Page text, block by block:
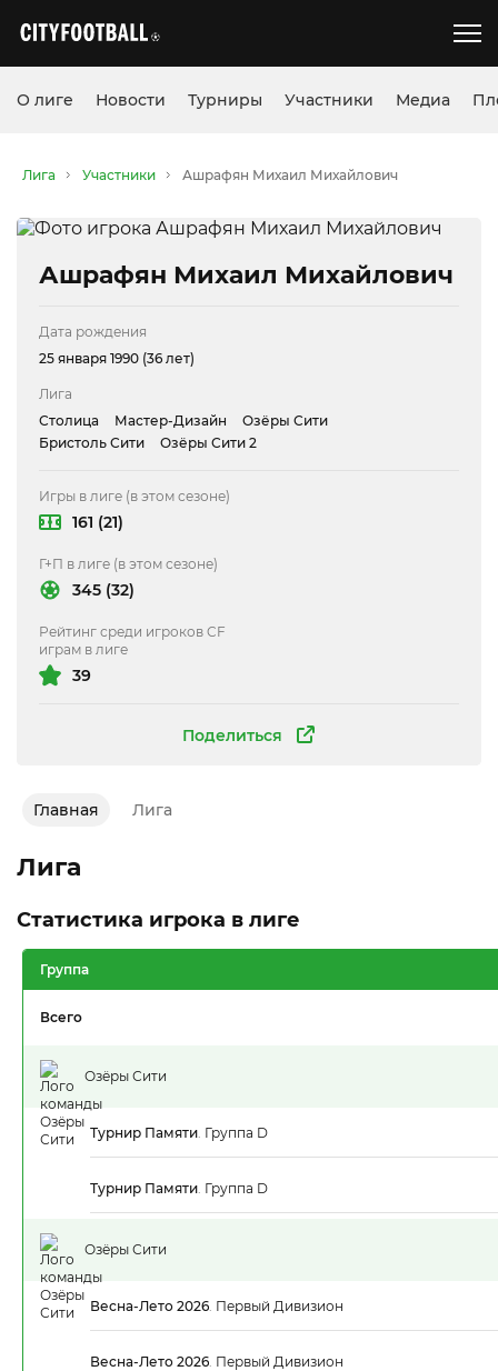
О лиге Новости Турниры Участники Медиа
Лига Участники Ашрафян Михаил Михайлович
Ашрафян Михаил Михайлович
Поделиться
Дата рождения
25 января 1990 (36 лет)
Лига
Столица
Мастер-Дизайн
Озёры Сити
Бристоль Сити
Озёры Сити 2
Игры в лиге (в этом сезоне)
161 (21)
Г+П в лиге (в этом сезоне)
345 (32)
Рейтинг среди игроков CF
играм в лиге
39
Главная Лига
Лига
Статистика игрока в лиге
Группа
Всего
Озёры Сити
Турнир Памяти. Группа D
Турнир Памяти. Группа D
Озёры Сити
Весна-Лето 2026. Первый Дивизион
Весна-Лето 2026. Первый Дивизион